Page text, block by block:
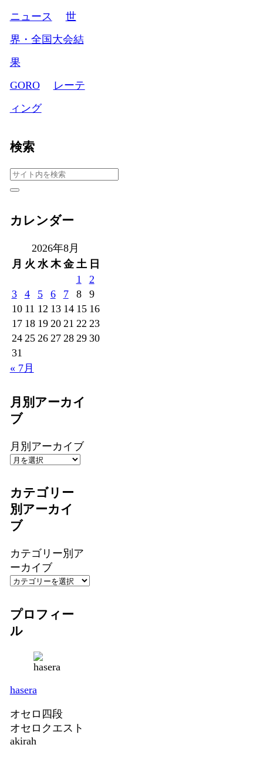
ニュース
世
界・全国大会結
果
GORO
レーテ
ィング
検索
カレンダー
2026年8月
月 火 水 木 金 土 日
1
2
3
4 5 6 7 8
9
10 11 12 13 14 15 16
17 18 19 20 21 22 23
24 25 26 27 28 29 30
31
« 7月
月別アーカイ
ブ
月別アーカイブ
カテゴリー
別アーカイ
ブ
カテゴリー別ア
ーカイブ
プロフィー
ル
hasera
オセロ四段
オセロクエスト
akirah